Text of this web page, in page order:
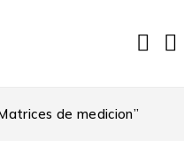
de medicion”